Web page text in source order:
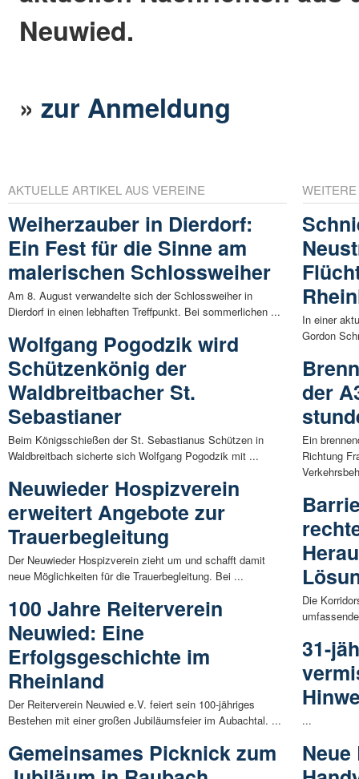
Neuwied.
»zur Anmeldung
AKTUELLE ARTIKEL AUS VEREINE
Weiherzauber in Dierdorf:
Ein Fest für die Sinne am
malerischen Schlossweiher
Am 8. August verwandelte sich der Schlossweiher in
Dierdorf in einen lebhaften Treffpunkt. Bei sommerlichen ...
Wolfgang Pogodzik wird
Schützenkönig der
Waldbreitbacher St.
Sebastianer
Beim Königsschießen der St. Sebastianus Schützen in
Waldbreitbach sicherte sich Wolfgang Pogodzik mit ...
Neuwieder Hospizverein
erweitert Angebote zur
Trauerbegleitung
Der Neuwieder Hospizverein zieht um und schafft damit
neue Möglichkeiten für die Trauerbegleitung. Bei ...
100 Jahre Reiterverein
Neuwied: Eine
Erfolgsgeschichte im
Rheinland
Der Reiterverein Neuwied e.V. feiert sein 100-jähriges
Bestehen mit einer großen Jubiläumsfeier im Aubachtal. ...
Gemeinsames Picknick zum
In einer
Gordon
der
Ein
Richtung
Die
31-
...